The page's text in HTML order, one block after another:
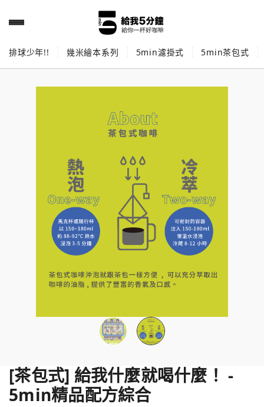
排球少年!! 幾米繪本系列 5min濾掛式 5min茶包式
[茶包式] 給我什麼就喝什麼！ -
5min精品配方綜合